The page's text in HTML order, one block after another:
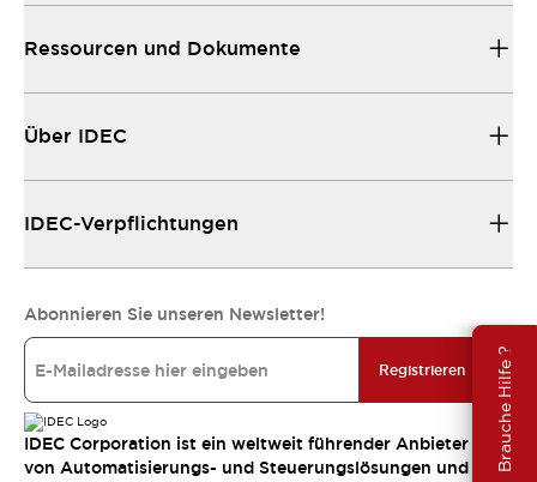
Brauche Hilfe ?
Ressourcen und Dokumente
Über IDEC
IDEC-Verpflichtungen
Abonnieren Sie unseren Newsletter!
Registrieren
IDEC Corporation ist ein weltweit führender Anbieter
von Automatisierungs- und Steuerungslösungen und